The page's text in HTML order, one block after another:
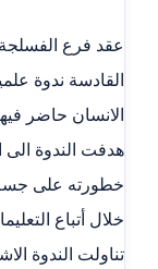
عقد فرع
القادسة ندوة
الانسان حاضر
هدفت الندوة
خطورته على جسم
خلال أتباع
تناولت الندوة